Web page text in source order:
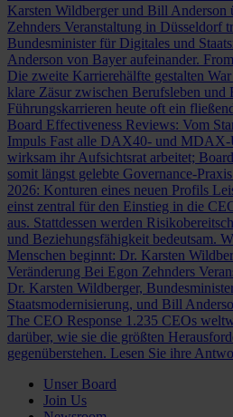
Karsten Wildberger und Bill Anderson
Zehnders Veranstaltung in Düsseldorf
Bundesminister für Digitales und
Anderson von Bayer aufeinander.
Die zweite Karrierehälfte gestalten
klare Zäsur zwischen Berufsleben und
Führungskarrieren heute oft ein
Board Effectiveness Reviews: Vom
Impuls Fast alle DAX40- und MDAX-
wirksam ihr Aufsichtsrat arbeitet;
somit längst gelebte Governance-
2026: Konturen eines neuen Profils
einst zentral für den Einstieg in die
aus. Stattdessen werden
und Beziehungsfähigkeit bedeutsam.
Menschen beginnt: Dr. Karsten
Veränderung Bei Egon Zehnders
Dr. Karsten Wildberger,
Staatsmodernisierung, und Bill
The CEO Response 1.235 CEOs
darüber, wie sie die größten
gegenüberstehen. Lesen Sie ihre
Unser Board
Join Us